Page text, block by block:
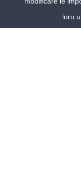
Hotel centro Roma
loro